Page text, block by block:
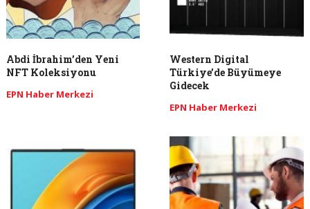
Abdi İbrahim’den Yeni
NFT Koleksiyonu
EPN Haber Merkezi
Western Digital
Türkiye’de Büyümeye
Gidecek
EPN Haber Merkezi